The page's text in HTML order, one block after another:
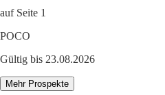
auf Seite 1
POCO
Gültig bis 23.08.2026
Mehr Prospekte